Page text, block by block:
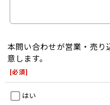
本問い合わせが営業・売り
意します。
[必須]
はい